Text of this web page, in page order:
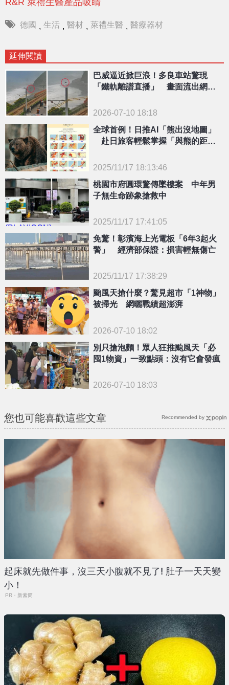
德國 , 生活 , 醫材 , 萊禮生醫 , 醫療器材
延伸閱讀
巴威逼近掀巨浪！多良車站驚現
「鐵軌離譜直播」 畫面流出網全
2026-07-10 18:18
{PLAYICON}
全球首例！日推AI「熊出沒地圖」
赴日旅客輕鬆掌握「與熊的距
2025/11/17 18:13:46
{PLAYICON}
桃園市府圓環驚傳墜樓案 中年男
子無生命跡象搶救中
2025/11/17 17:41:05
{PLAYICON}
免驚！彰濱海上光電板「6年3起火
警」 經濟部保證：損害輕無傷亡
2025/11/17 17:38:29
颱風天搶什麼？驚見超市「1神物」
被掃光 網曬戰績超澎湃
2026-07-10 18:02
別只搶泡麵！眾人狂推颱風天「必
囤1物資」一致點頭：沒有它會發瘋
2026-07-10 18:03
您也可能喜歡這些文章
起床就先做件事，沒三天小腹就不見了! 肚子一天天變
小！
PR・新素簡
Recommended by